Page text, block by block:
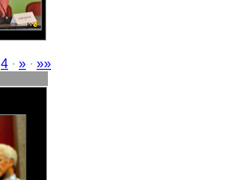
4 · » · »»